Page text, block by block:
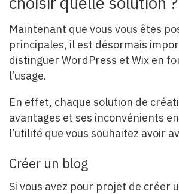
Maintenant que vous vous êtes
principales, il est désormais
distinguer WordPress et Wix en
l’usage.
En effet, chaque solution de
avantages et ses inconvénients
l’utilité que vous souhaitez avoir
Créer un blog
Si vous avez pour projet de créer